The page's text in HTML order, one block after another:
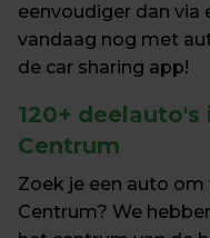
eenvoudiger dan via
vandaag nog met
de car sharing app!
120+ deelauto's
Centrum
Zoek je een auto
Centrum? We